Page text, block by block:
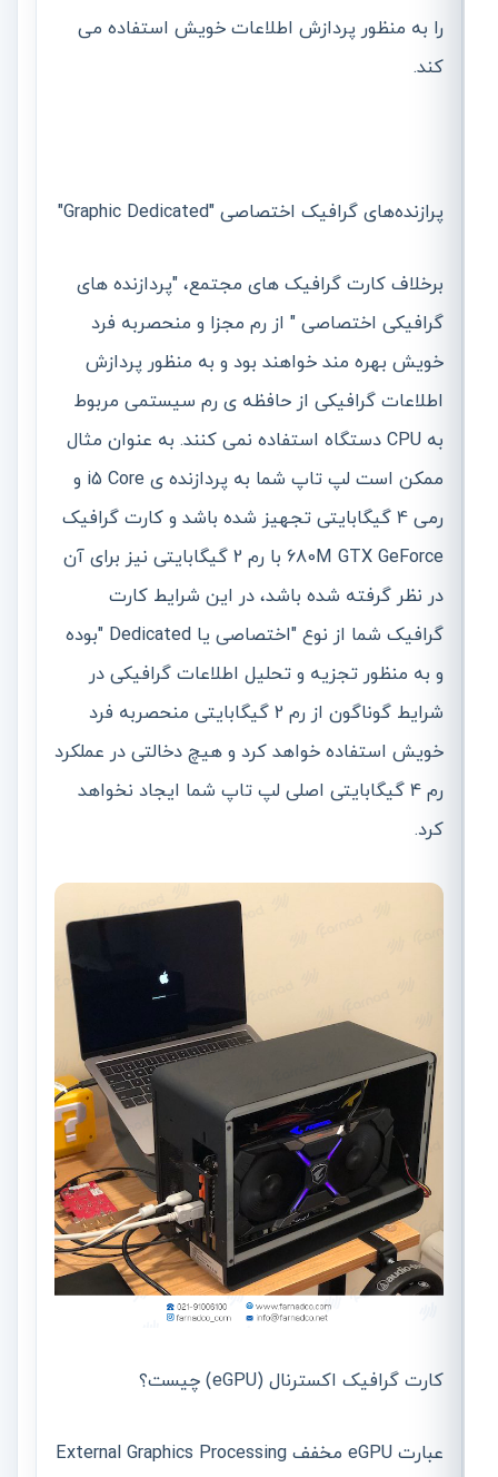
را به منظور پردازش اطلاعات خویش استفاده می
کند.
پرازنده‌ھای گرافیک اختصاصی "Graphic Dedicated"
برخلاف کارت گرافیک ھای مجتمع، "پردازنده ھای
گرافیکی اختصاصی " از رم مجزا و منحصربه فرد
خویش بھره مند خواھند بود و به منظور پردازش
اطلاعات گرافیکی از حافظه ی رم سیستمی مربوط
به CPU دستگاه استفاده نمی کنند. به عنوان مثال
ممکن است لپ تاپ شما به پردازنده ی i5 Core و
رمی 4 گیگابایتی تجھیز شده باشد و کارت گرافیک
680M GTX GeForce با رم 2 گیگابایتی نیز برای آن
در نظر گرفته شده باشد، در این شرایط کارت
گرافیک شما از نوع "اختصاصی یا Dedicated "بوده
و به منظور تجزیه و تحلیل اطلاعات گرافیکی در
شرایط گوناگون از رم 2 گیگابایتی منحصربه فرد
خویش استفاده خواھد کرد و ھیچ دخالتی در عملکرد
رم 4 گیگابایتی اصلی لپ تاپ شما ایجاد نخواھد
کرد.
کارت گرافیک اکسترنال (eGPU) چیست؟
عبارت eGPU مخفف External Graphics Processing